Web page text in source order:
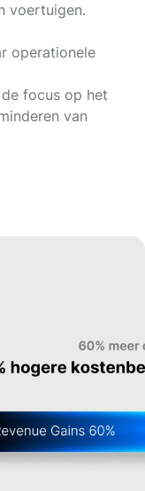
voertuigen.
operationele
focus op het
van